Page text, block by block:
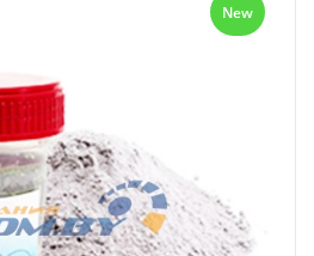
New